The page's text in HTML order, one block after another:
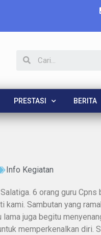
PRESTASI BERITA
Info Kegiatan
6 orang guru
Sambutan yang
juga begitu
memperkenalkan diri.